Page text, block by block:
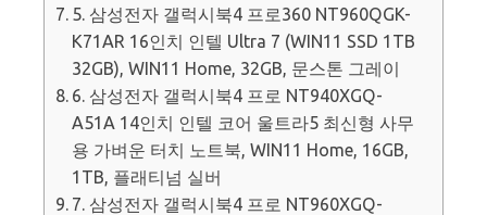
5. 삼성전자 갤럭시북4 프로360 NT960QGK-
K71AR 16인치 인텔 Ultra 7 (WIN11 SSD 1TB
32GB), WIN11 Home, 32GB, 문스톤 그레이
6. 삼성전자 갤럭시북4 프로 NT940XGQ-
A51A 14인치 인텔 코어 울트라5 최신형 사무
용 가벼운 터치 노트북, WIN11 Home, 16GB,
1TB, 플래티넘 실버
7. 삼성전자 갤럭시북4 프로 NT960XGQ-